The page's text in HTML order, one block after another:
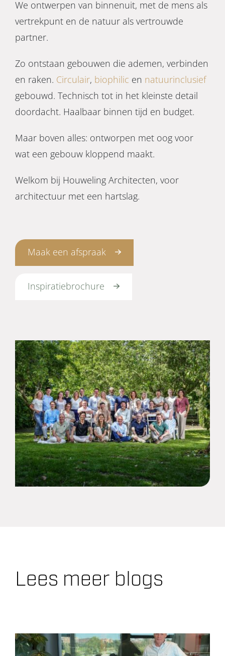
We ontwerpen van binnenuit, met de mens als
vertrekpunt en de natuur als vertrouwde
partner.
Zo ontstaan gebouwen die ademen, verbinden
en raken. Circulair, biophilic en natuurinclusief
gebouwd. Technisch tot in het kleinste detail
doordacht. Haalbaar binnen tijd en budget.
Maar boven alles: ontworpen met oog voor
wat een gebouw kloppend maakt.
Welkom bij Houweling Architecten, voor
architectuur met een hartslag.
Maak een afspraak
Inspiratiebrochure
Lees meer blogs